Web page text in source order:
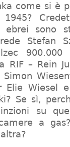
come si è
sono
Stefan
– Rein
Elie Wiesel
Se sì,
su
a